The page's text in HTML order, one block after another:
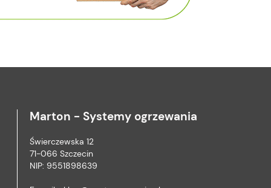
Marton - Systemy ogrzewania
Świerczewska 12
71-066 Szczecin
NIP: 9551898639